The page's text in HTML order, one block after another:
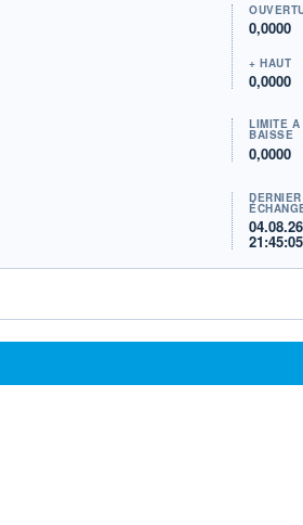
0,0000
+ HAUT
0,0000
LIMITE À
BAISSE
0,0000
DERNIER
21:45:05